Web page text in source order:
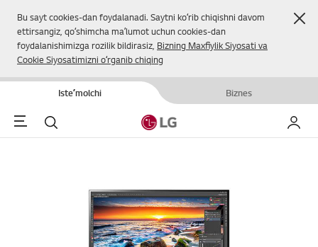
Bu sayt cookies-dan foydalanadi. Saytni koʻrib chiqishni davom
ettirsangiz, qoʻshimcha maʼlumot uchun cookies-dan
foydalanishimizga rozilik bildirasiz, Bizning Maxfiylik Siyosati va
Cookie Siyosatimizni oʻrganib chiqing
Isteʼmolchi Biznes
Menu Qidirish